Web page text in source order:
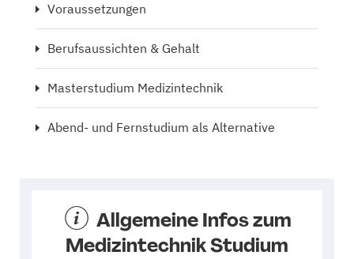
Voraussetzungen
Berufsaussichten & Gehalt
Masterstudium Medizintechnik
Abend- und Fernstudium als Alternative
Allgemeine Infos zum
Medizintechnik Studium